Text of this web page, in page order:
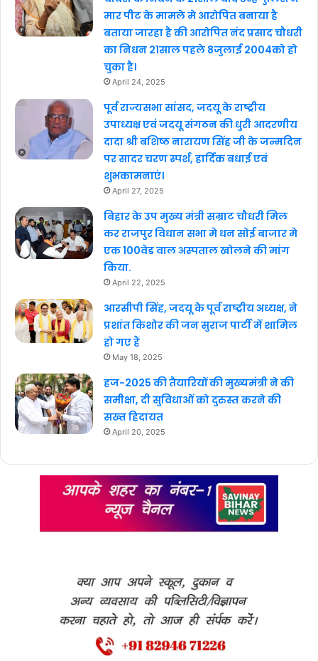
मार पीट के मामले मे आरोपित बनाया है
बताया जारहा है की आरोपित नंद प्रसाद चौधरी
का निधन 21साल पहले 8जुलाई 2004को हो
चुका है।
April 24, 2025
पूर्व राज्यसभा सांसद, जदयू के राष्ट्रीय
उपाध्यक्ष एवं जदयू संगठन की धुरी आदरणीय
दादा श्री बशिष्ठ नारायण सिंह जी के जन्मदिन
पर सादर चरण स्पर्श, हार्दिक बधाई एवं
शुभकामनाएं।
April 27, 2025
बिहार के उप मुख्य मंत्री सम्राट चौधरी मिल
कर राजपुर विधान सभा मे धन सोई बाजार मे
एक 100वेड वाल अस्पताल खोलने की मांग
किया.
April 22, 2025
आरसीपी सिंह, जदयू के पूर्व राष्ट्रीय अध्यक्ष, ने
प्रशांत किशोर की जन सुराज पार्टी में शामिल
हो गए हैं
May 18, 2025
हज-2025 की तैयारियों की मुख्यमंत्री ने की
समीक्षा, दी सुविधाओं को दुरुस्त करने की
सख्त हिदायत
April 20, 2025